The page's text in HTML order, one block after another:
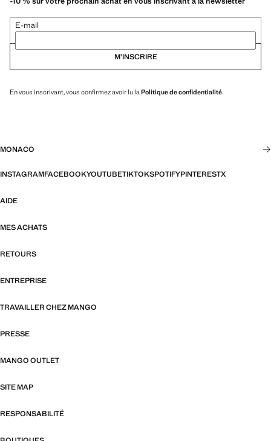
E-mail
M’INSCRIRE
En vous inscrivant, vous confirmez avoir lu la Politique de confidentialité.
MONACO
INSTAGRAMFACEBOOKYOUTUBETIKTOKSPOTIFYPINTERESTX
AIDE
MES ACHATS
RETOURS
ENTREPRISE
TRAVAILLER CHEZ MANGO
PRESSE
MANGO OUTLET
SITE MAP
RESPONSABILITÉ